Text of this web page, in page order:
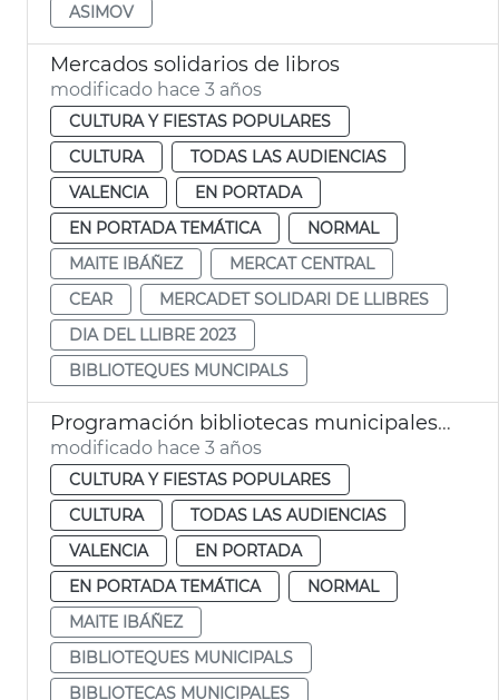
ASIMOV
Mercados solidarios de libros
modificado hace 3 años
CULTURA Y FIESTAS POPULARES
CULTURA
TODAS LAS AUDIENCIAS
VALENCIA
EN PORTADA
EN PORTADA TEMÁTICA
NORMAL
MAITE IBÁÑEZ
MERCAT CENTRAL
CEAR
MERCADET SOLIDARI DE LLIBRES
DIA DEL LLIBRE 2023
BIBLIOTEQUES MUNCIPALS
Programación bibliotecas municipales abril 2023
modificado hace 3 años
CULTURA Y FIESTAS POPULARES
CULTURA
TODAS LAS AUDIENCIAS
VALENCIA
EN PORTADA
EN PORTADA TEMÁTICA
NORMAL
MAITE IBÁÑEZ
BIBLIOTEQUES MUNICIPALS
BIBLIOTECAS MUNICIPALES